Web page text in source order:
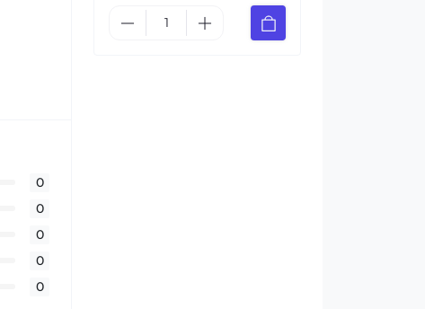
0
0
0
0
0